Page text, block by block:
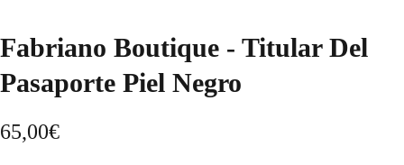
Fabriano Boutique - Titular Del
Pasaporte Piel Negro
65,00€